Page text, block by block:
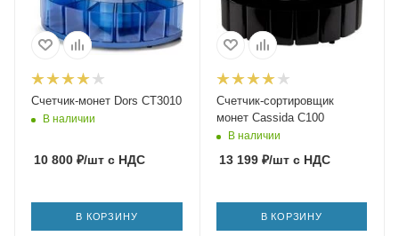
Счетчик-монет Dors CT3010
В наличии
10 800 ₽/шт с НДС
В КОРЗИНУ
Счетчик-сортировщик
монет Cassida C100
В наличии
13 199₽/штс НДС
В КОРЗИНУ